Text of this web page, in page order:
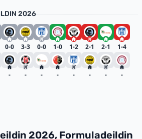
2026
0-0 3-3 0-0 1-0 1-2 2-1 2-1 1-4
- - - - - - - -
2026, Formuladeildin